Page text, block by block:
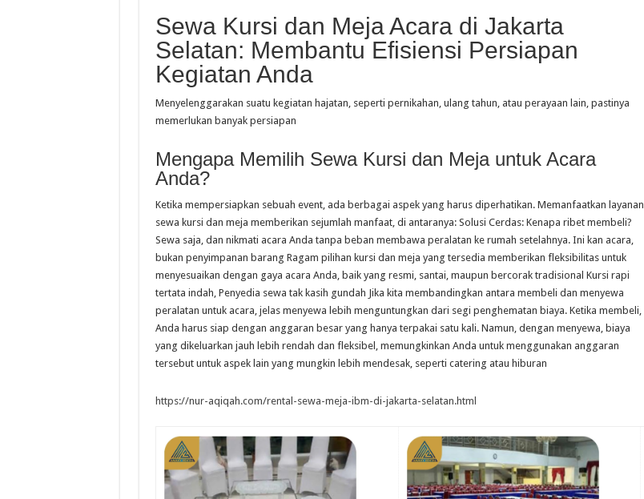
Sewa Kursi dan Meja Acara di Jakarta
Selatan: Membantu Efisiensi Persiapan
Kegiatan Anda
Menyelenggarakan suatu kegiatan hajatan, seperti pernikahan, ulang tahun, atau perayaan lain, pastinya
memerlukan banyak persiapan
Mengapa Memilih Sewa Kursi dan Meja untuk Acara
Anda?
Ketika mempersiapkan sebuah event, ada berbagai aspek yang harus diperhatikan. Memanfaatkan layanan
sewa kursi dan meja memberikan sejumlah manfaat, di antaranya: Solusi Cerdas: Kenapa ribet membeli?
Sewa saja, dan nikmati acara Anda tanpa beban membawa peralatan ke rumah setelahnya. Ini kan acara,
bukan penyimpanan barang Ragam pilihan kursi dan meja yang tersedia memberikan fleksibilitas untuk
menyesuaikan dengan gaya acara Anda, baik yang resmi, santai, maupun bercorak tradisional Kursi rapi
tertata indah, Penyedia sewa tak kasih gundah Jika kita membandingkan antara membeli dan menyewa
peralatan untuk acara, jelas menyewa lebih menguntungkan dari segi penghematan biaya. Ketika membeli,
Anda harus siap dengan anggaran besar yang hanya terpakai satu kali. Namun, dengan menyewa, biaya
yang dikeluarkan jauh lebih rendah dan fleksibel, memungkinkan Anda untuk menggunakan anggaran
tersebut untuk aspek lain yang mungkin lebih mendesak, seperti catering atau hiburan
https://nur-aqiqah.com/rental-sewa-meja-ibm-di-jakarta-selatan.html